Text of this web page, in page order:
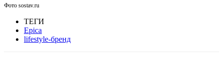
Фото sostav.ru
ТЕГИ
Epica
lifestyle-бренд